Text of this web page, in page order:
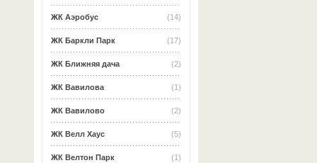
(14)
ЖК Аэробус
(17)
ЖК Баркли Парк
(2)
ЖК Ближняя дача
(1)
ЖК Вавилова
(2)
ЖК Вавилово
(5)
ЖК Велл Хаус
(1)
ЖК Велтон Парк